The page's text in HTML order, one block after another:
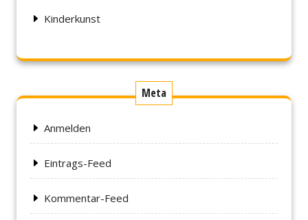
Kinderkunst
Meta
Anmelden
Eintrags-Feed
Kommentar-Feed